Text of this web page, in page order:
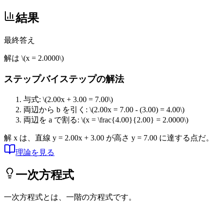
結果
最終答え
解は \(x = 2.0000\)
ステップバイステップの解法
与式: \(2.00x + 3.00 = 7.00\)
両辺から b を引く: \(2.00x = 7.00 - (3.00) = 4.00\)
両辺を a で割る: \(x = \frac{4.00}{2.00} = 2.0000\)
解 x は、直線 y = 2.00x + 3.00 が高さ y = 7.00 に達する点だ。
理論を見る
一次方程式
一次方程式とは、一階の方程式です。